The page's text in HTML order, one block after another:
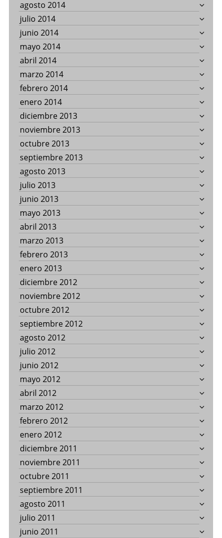
agosto 2014
julio 2014
junio 2014
mayo 2014
abril 2014
marzo 2014
febrero 2014
enero 2014
diciembre 2013
noviembre 2013
octubre 2013
septiembre 2013
agosto 2013
julio 2013
junio 2013
mayo 2013
abril 2013
marzo 2013
febrero 2013
enero 2013
diciembre 2012
noviembre 2012
octubre 2012
septiembre 2012
agosto 2012
julio 2012
junio 2012
mayo 2012
abril 2012
marzo 2012
febrero 2012
enero 2012
diciembre 2011
noviembre 2011
octubre 2011
septiembre 2011
agosto 2011
julio 2011
junio 2011